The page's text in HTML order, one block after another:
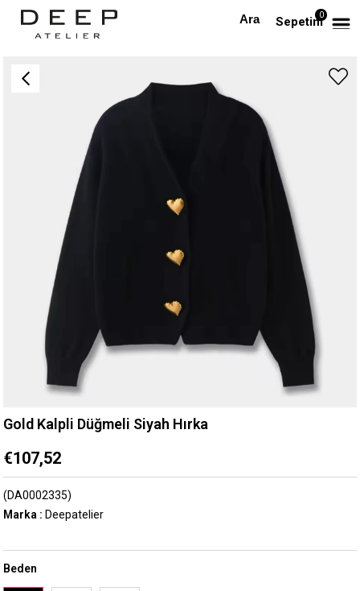
Sepetim0
Anasayfa DIŞ GİYİM Gold Kalpli Düğmeli Siyah Hırka
Gold Kalpli Düğmeli Siyah Hırka
€107,52
(DA0002335)
Marka : Deepatelier
Beden